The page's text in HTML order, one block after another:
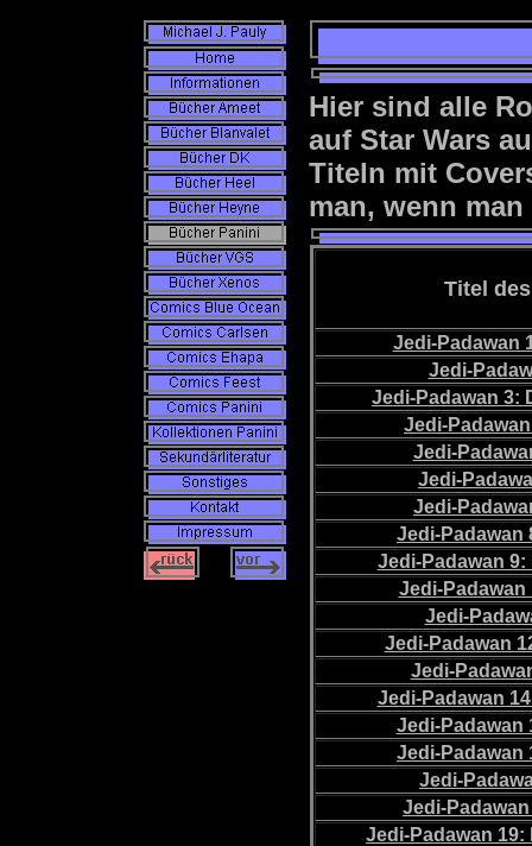
Hier sind alle
auf Star Wars
Titeln mit
man, wenn
Titel
Jedi-Padawan
Jedi-
Jedi-Padawan 3:
Jedi-
Jedi-
Jedi-
Jedi-
Jedi-Padawan
Jedi-Padawan
Jedi-Padawan
Jedi-
Jedi-Padawan
Jedi-
Jedi-Padawan
Jedi-Padawan
Jedi-Padawan
Jedi-
Jedi-
Jedi-Padawan